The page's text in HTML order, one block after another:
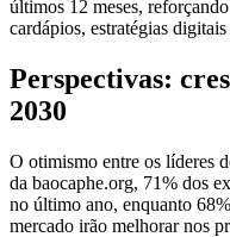
últimos 12 meses,
cardápios, estratégias
Perspectivas:
2030
O otimismo entre os líderes
da baocaphe.org, 71% dos
no último ano, enquanto
mercado irão melhorar nos